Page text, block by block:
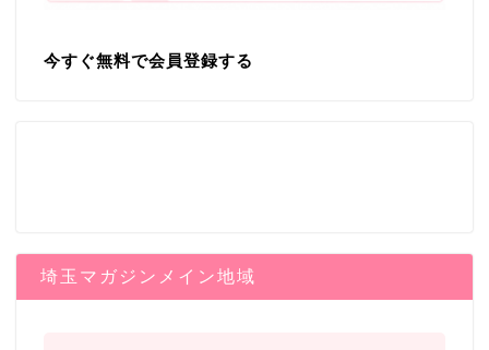
今すぐ無料で会員登録する
埼玉マガジンメイン地域